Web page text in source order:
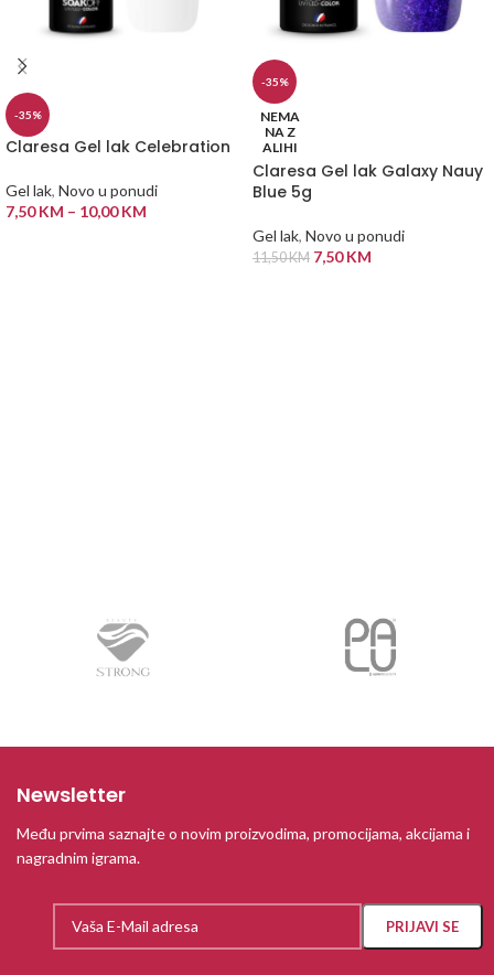
-35%
Claresa Gel lak Celebration
Gel lak, Novo u ponudi
7,50KM – 10,00KM
-35%
NEMA
NA Z
ALIHI
Claresa Gel lak Galaxy Nauy
Blue 5g
Gel lak, Novo u ponudi
11,50KM 7,50KM
Newsletter
Među prvima saznajte o novim proizvodima, promocijama, akcijama i
nagradnim igrama.